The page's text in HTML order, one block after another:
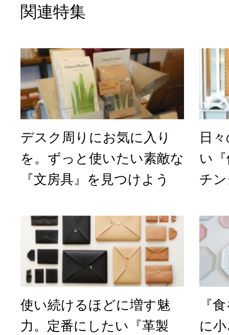
関連特集
デスク周りにお気に入り
を。ずっと使いたい素敵な
『文房具』を見つけよう
日
い
チ
使い続けるほどに増す魅
力。定番にしたい『革製
『
に